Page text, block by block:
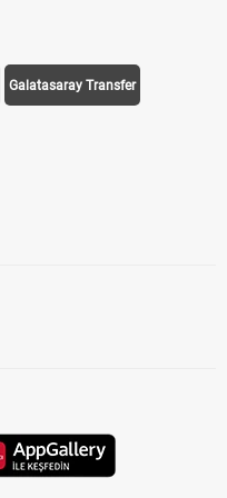
Galatasaray Transfer